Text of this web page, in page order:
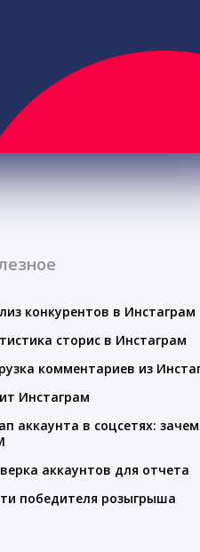
конкурентов в Инстаграм
сторис в Инстаграм
комментариев из
Инстаграм
аккаунта в соцсетях:
аккаунтов для отчета
победителя розыгрыша